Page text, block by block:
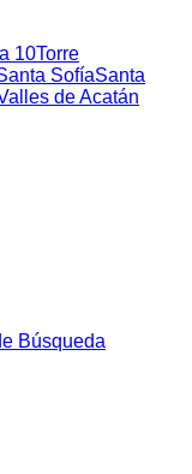
10Torre
SofíaSanta
de Acatán
Búsqueda